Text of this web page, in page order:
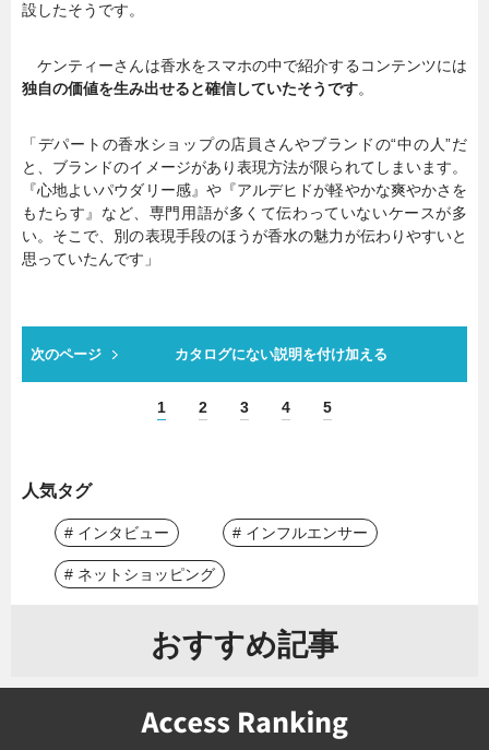
設したそうです。
ケンティーさんは香水をスマホの中で紹介するコンテンツには
独自の価値を生み出せると確信していたそうです。
「デパートの香水ショップの店員さんやブランドの“中の人”だ
と、ブランドのイメージがあり表現方法が限られてしまいます。
『心地よいパウダリー感』や『アルデヒドが軽やかな爽やかさを
もたらす』など、専門用語が多くて伝わっていないケースが多
い。そこで、別の表現手段のほうが香水の魅力が伝わりやすいと
思っていたんです」
次のページ カタログにない説明を付け加える
1 2 3 4 5
人気タグ
# インタビュー # インフルエンサー
# ネットショッピング
おすすめ記事